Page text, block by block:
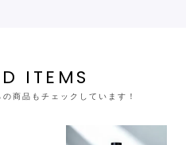
ITEMS
商品もチェックしています！